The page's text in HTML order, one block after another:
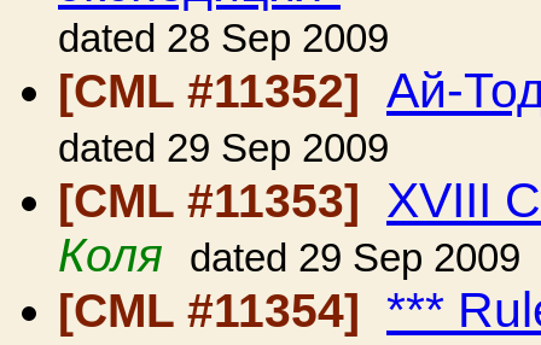
dated 28 Sep 2009
[CML #11352] Ай-
dated 29 Sep 2009
[CML #11353] XVIII
Коля dated 29 Sep 2009
[CML #11354] ***